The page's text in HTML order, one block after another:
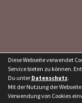
Diese Webseite verwendet
Service bieten zu können.
Du unter Datenschutz.
Mit der Nutzung der
Verwendung von Cookies